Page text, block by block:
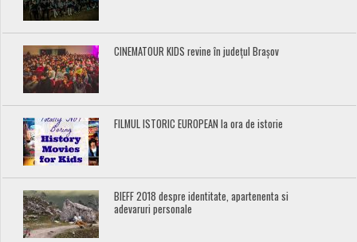
CINEMATOUR KIDS revine în județul Brașov
FILMUL ISTORIC EUROPEAN la ora de istorie
BIEFF 2018 despre identitate, apartenenta si
adevaruri personale